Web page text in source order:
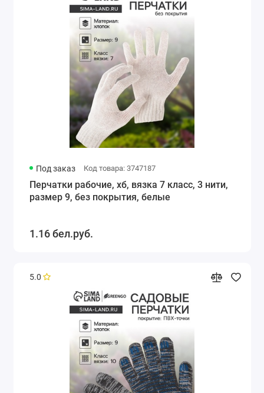
Под заказ Код товара: 3747187
Перчатки рабочие, хб, вязка 7 класс, 3 нити,
размер 9, без покрытия, белые
1.16 бел.руб.
5.0